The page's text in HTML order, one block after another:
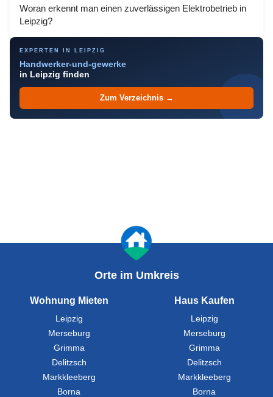
Woran erkennt man einen zuverlässigen Elektrobetrieb in
Leipzig?
EXPERTEN IN LEIPZIG
Handwerker-und-gewerke
in Leipzig finden
Zum Verzeichnis →
Orte im Umkreis
Wohnung Mieten
Leipzig
Merseburg
Grimma
Delitzsch
Markkleeberg
Borna
Haus Kaufen
Leipzig
Merseburg
Grimma
Delitzsch
Markkleeberg
Borna